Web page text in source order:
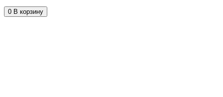
0 В корзину